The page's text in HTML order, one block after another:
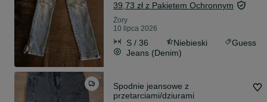
39,73 zł z Pakietem Ochronnym
Żory
10 lipca 2026
S / 36 Niebieski
Guess
Jeans (Denim)
Spodnie jeansowe z
przetarciami/dziurami